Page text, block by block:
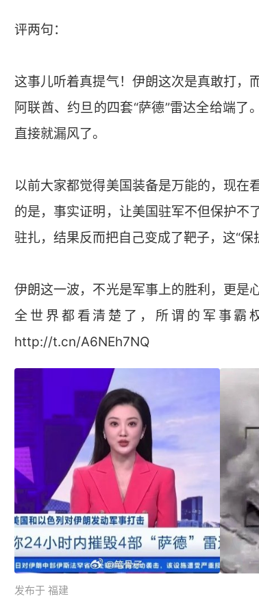
评两句：
这事儿听着真提气！伊朗这次是真敢打，
阿联酋、约旦的四套“萨德”雷达全给端
直接就漏风了。
以前大家都觉得美国装备是万能的，现在
的是，事实证明，让美国驻军不但保护不
驻扎，结果反而把自己变成了靶子，这“保
伊朗这一波，不光是军事上的胜利，更是
全世界都看清楚了，所谓的军事霸
http://t.cn/A6NEh7NQ
发布于 福建